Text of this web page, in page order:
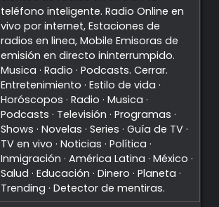
teléfono inteligente. Radio Online en
vivo por internet, Estaciones de
radios en linea, Mobile Emisoras de
emisión en directo ininterrumpido.
Musica · Radio · Podcasts. Cerrar.
Entretenimiento · Estilo de vida ·
Horóscopos · Radio · Musica ·
Podcasts · Televisión · Programas ·
Shows · Novelas · Series · Guía de TV ·
TV en vivo · Noticias · Política ·
Inmigración · América Latina · México ·
Salud · Educación · Dinero · Planeta ·
Trending · Detector de mentiras.